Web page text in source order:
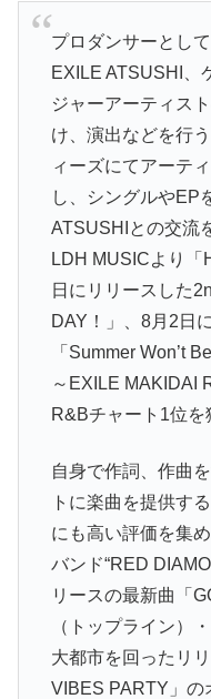
プロダンサーとし
EXILE ATSUSHI、
ジャーアーティス
け、演出などを行
ィーズにてアーテ
し、シングルやEP
ATSUSHIとの交流
LDH MUSICより
日にリリースした
DAY！」、8月2日
「Summer Won’t
～EXILE MAKIDAI
R&Bチャート1位を
自身で作詞、作曲
トに楽曲を提供す
にも高い評価を集
バンド“RED
リースの最新曲「
（トップライン）
大都市を回ったリ
VIBES PARTY」の